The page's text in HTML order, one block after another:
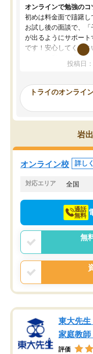
オンラインで勉強のコ
初めは料金面で躊躇し
お試し後の面談で、
が出るようにサポート
です！安心してくださ
ないのは私たち講師の
ってくださり、確か
ったんですが、学生の
み、徐々に成績が上が
思っていました。何
を的確に指導いただき
くりするほど楽しんで
塾を受けています。
つ成績も上がり、苦手
てきたので、さらに苦
でお願いしました。来
投稿日
トライのオンライ
岩
オンライン校 詳し
対応エリア 全国
通話
無料
無
東大先
家庭教
評価